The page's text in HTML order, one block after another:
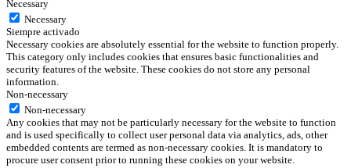
Necessary
Necessary
Siempre activado
Necessary cookies are absolutely essential for the website to function properly.
This category only includes cookies that ensures basic functionalities and
security features of the website. These cookies do not store any personal
information.
Non-necessary
Non-necessary
Any cookies that may not be particularly necessary for the website to function
and is used specifically to collect user personal data via analytics, ads, other
embedded contents are termed as non-necessary cookies. It is mandatory to
procure user consent prior to running these cookies on your website.